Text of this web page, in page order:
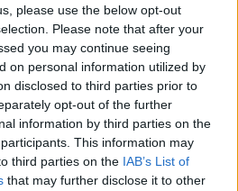
please use the below opt-out
Please note that after your
you may continue seeing
on personal information utilized by
disclosed to third parties prior to
opt-out of the further
information by third parties on the
This information may
third parties on the IAB’s List of
that may further disclose it to other